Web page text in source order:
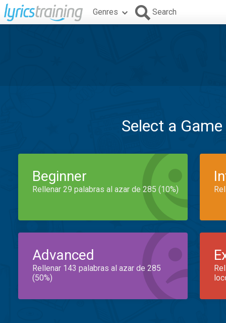
Genres Search
Select a
Beginner
Rellenar 29 palabras al azar de 285 (10%)
Advanced
Rellenar 143 palabras al azar de 285
(50%)